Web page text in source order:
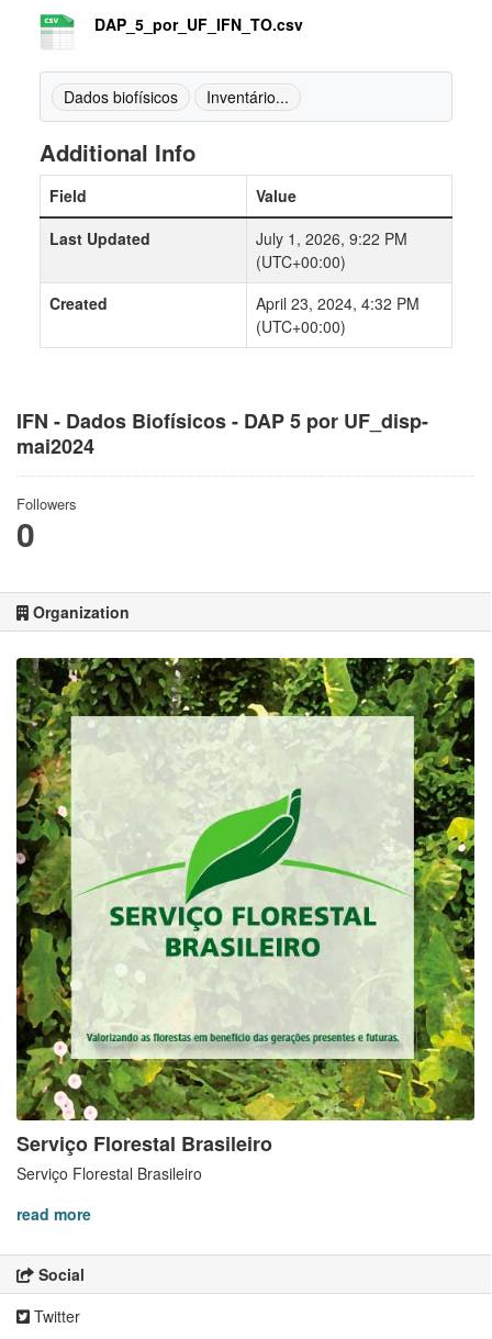
IFN - Dados Biofísicos - DAP 5 por UF_disp-
mai2024
Followers
0
Organization
Serviço Florestal Brasileiro
Serviço Florestal Brasileiro
read more
Social
Twitter
DAP_5_por_UF_IFN_TO.csv
Dados biofísicos Inventário...
Additional Info
Field
Value
Last Updated
July 1, 2026, 9:22 PM
(UTC+00:00)
Created
April 23, 2024, 4:32 PM
(UTC+00:00)